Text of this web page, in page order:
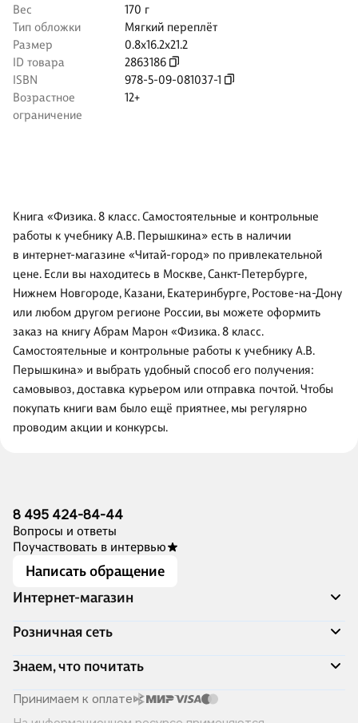
Вес
170 г
Тип обложки
Мягкий переплёт
Размер
0.8x16.2x21.2
ID товара
2863186
ISBN
978-5-09-081037-1
Возрастное
ограничение
12+
Книга «Физика. 8 класс. Самостоятельные и контрольные
работы к учебнику А.В. Перышкина» есть в наличии
в интернет-магазине «Читай-город» по привлекательной
цене. Если вы находитесь в Москве, Санкт-Петербурге,
Нижнем Новгороде, Казани, Екатеринбурге, Ростове-на-Дону
или любом другом регионе России, вы можете оформить
заказ на книгу Абрам Марон «Физика. 8 класс.
Самостоятельные и контрольные работы к учебнику А.В.
Перышкина» и выбрать удобный способ его получения:
самовывоз, доставка курьером или отправка почтой. Чтобы
покупать книги вам было ещё приятнее, мы регулярно
проводим акции и конкурсы.
8 495 424-84-44
Вопросы и ответы
Поучаствовать в интервью
Написать обращение
Интернет-магазин
Акции
Доставка и оплата
Программа лояльности
Подарочные сертификаты
Правила продажи
Розничная сеть
Адреса магазинов
Книжный Дозор
О компании
Читай-город для бизнеса
Знаем, что почитать
Скоро в продаже
Принимаем к оплате